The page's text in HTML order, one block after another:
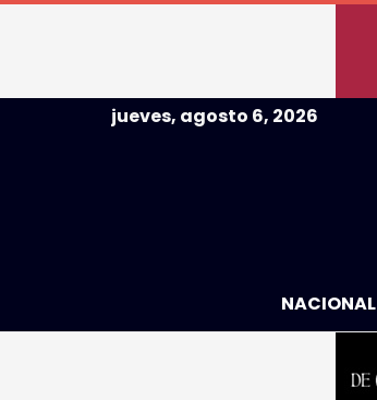
jueves, agosto 6, 2026
NACIONAL